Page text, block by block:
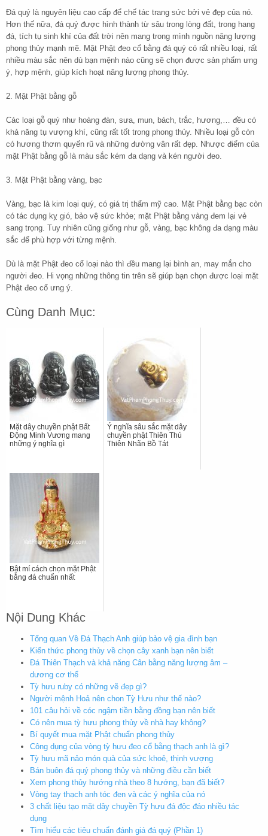
Đá quý là nguyên liệu cao cấp để chế tác trang sức bởi vẻ đẹp của nó.
Hơn thế nữa, đá quý được hình thành từ sâu trong lòng đất, trong hang
đá, tích tụ sinh khí của đất trời nên mang trong mình nguồn năng lượng
phong thủy mạnh mẽ. Mặt Phật đeo cổ bằng đá quý có rất nhiều loại, rất
nhiều màu sắc nên dù bạn mệnh nào cũng sẽ chọn được sản phẩm ưng
ý, hợp mệnh, giúp kích hoạt năng lượng phong thủy.
2. Mặt Phật bằng gỗ
Các loại gỗ quý như hoàng đàn, sưa, mun, bách, trắc, hương,… đều có
khả năng tụ vượng khí, cũng rất tốt trong phong thủy. Nhiều loại gỗ còn
có hương thơm quyến rũ và những đường vân rất đẹp. Nhược điểm của
mặt Phật bằng gỗ là màu sắc kém đa dạng và kén người đeo.
3. Mặt Phật bằng vàng, bạc
Vàng, bạc là kim loại quý, có giá trị thẩm mỹ cao. Mặt Phật bằng bạc còn
có tác dụng kỵ gió, bảo vệ sức khỏe; mặt Phật bằng vàng đem lại vẻ
sang trọng. Tuy nhiên cũng giống như gỗ, vàng, bạc không đa dạng màu
sắc để phù hợp với từng mệnh.
Dù là mặt Phật đeo cổ loại nào thì đều mang lại bình an, may mắn cho
người đeo. Hi vọng những thông tin trên sẽ giúp bạn chọn được loại mặt
Phật đeo cổ ưng ý.
Cùng Danh Mục:
Mặt dây chuyền phật Bất
Động Minh Vương mang
những ý nghĩa gì
Ý nghĩa sâu sắc mặt dây
chuyền phật Thiên Thủ
Thiên Nhãn Bồ Tát
Bật mí cách chọn mặt Phật
bằng đá chuẩn nhất
Nội Dung Khác
Tổng quan Về Đá Thạch Anh giúp bảo vệ gia đình bạn
Kiến thức phong thủy về chọn cây xanh bạn nên biết
Đá Thiên Thạch và khả năng Cân bằng năng lượng âm –
dương cơ thể
Tỳ hưu ruby có những vẽ đẹp gì?
Người mệnh Hoả nên chon Tỳ Hưu như thế nào?
101 câu hỏi về cóc ngậm tiền bằng đồng bạn nên biết
Có nên mua tỳ hưu phong thủy về nhà hay không?
Bí quyết mua mặt Phật chuẩn phong thủy
Công dụng của vòng tỳ hưu đeo cổ bằng thạch anh là gì?
Tỳ hưu mã nảo món quà của sức khoẻ, thịnh vượng
Bán buôn đá quý phong thủy và những điều cần biết
Xem phong thủy hướng nhà theo 8 hướng, bạn đã biết?
Vòng tay thạch anh tóc đen và các ý nghĩa của nó
3 chất liệu tạo mặt dây chuyền Tỳ hưu đá độc đáo nhiều tác
dụng
Tìm hiểu các tiêu chuẩn đánh giá đá quý (Phần 1)